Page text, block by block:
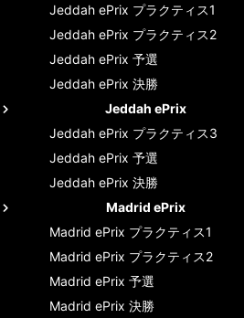
Jeddah ePrix プラクティス1
Jeddah ePrix プラクティス2
Jeddah ePrix 予選
Jeddah ePrix 決勝
Jeddah ePrix
Jeddah ePrix プラクティス3
Jeddah ePrix 予選
Jeddah ePrix 決勝
Madrid ePrix
Madrid ePrix プラクティス1
Madrid ePrix プラクティス2
Madrid ePrix 予選
Madrid ePrix 決勝